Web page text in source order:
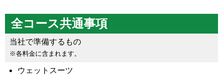
全コース共通事項
当社で準備するもの
※各料金に含まれます。
ウェットスーツ